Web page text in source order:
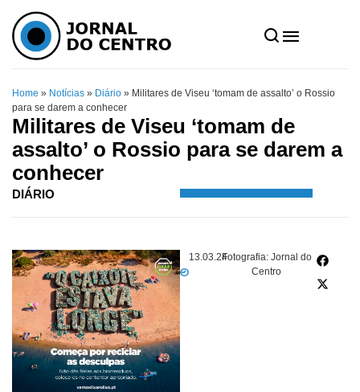
Home » Notícias » Diário » Militares de Viseu ‘tomam de assalto’ o Rossio
para se darem a conhecer
Militares de Viseu ‘tomam de
assalto’ o Rossio para se darem a
conhecer
DIÁRIO
13.03.24Fotografia: Jornal do
Centro